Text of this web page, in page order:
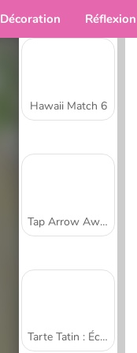
Décoration Réflexion
Hawaii Match 6
Tap Arrow Away
Tarte Tatin : École de cuisine de Sara